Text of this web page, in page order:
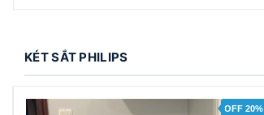
KÉT SẮT PHILIPS
OFF 20%